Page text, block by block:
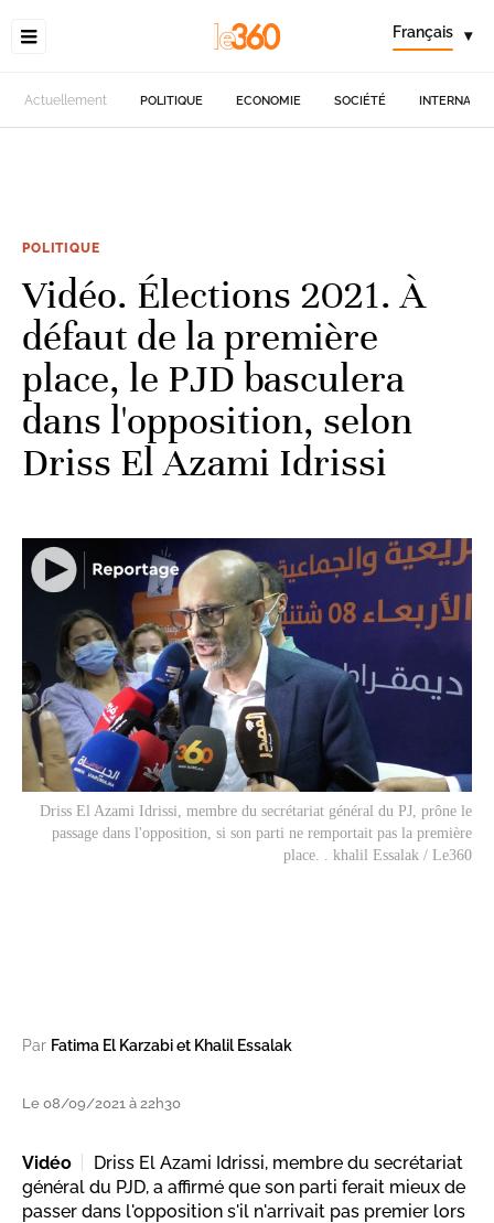
Français ▾
Actuellement POLITIQUE ECONOMIE SOCIÉTÉ
POLITIQUE
Vidéo. Élections 2021. À
défaut de la première
place, le PJD basculera
dans l'opposition, selon
Driss El Azami Idrissi
Driss El Azami Idrissi, membre du secrétariat général du PJ, prône le
passage dans l'opposition, si son parti ne remportait pas la première
place. . khalil Essalak / Le360
Par Fatima El Karzabi et Khalil Essalak
Le 08/09/2021 à 22h30
Vidéo
Driss El Azami Idrissi, membre du secrétariat
général du PJD, a affirmé que son parti ferait mieux de
passer dans l'opposition s'il n'arrivait pas premier lors